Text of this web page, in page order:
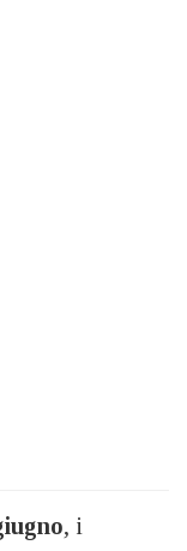
, i